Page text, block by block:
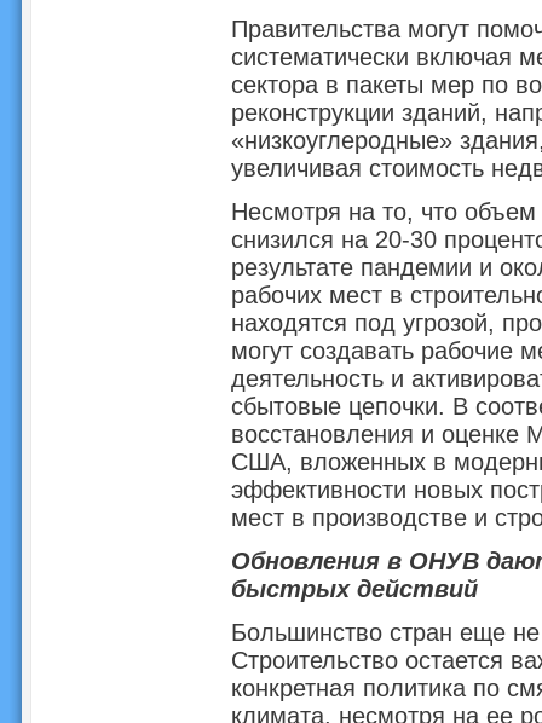
Правительства могут
систематически включая
сектора в пакеты мер по
реконструкции зданий,
«низкоуглеродные»
увеличивая стоимость
Несмотря на то, что объем
снизился на 20-30
результате пандемии и
рабочих мест в
находятся под угрозой,
могут создавать рабочие
деятельность и
сбытовые цепочки. В
восстановления и
США, вложенных в
эффективности новых
мест в производстве и
Обновления в ОНУВ
быстрых действий
Большинство стран еще
Строительство остается
конкретная политика по
климата, несмотря на ее